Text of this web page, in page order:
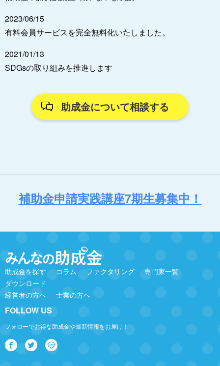
2023/06/15
有料会員サービスを完全無料化いたしました。
2021/01/13
SDGsの取り組みを推進します
助成金について相談する
補助金申請実践講座7期生募集中！
助成金を探す コラム ファクタリング
専門家一覧
ダウンロード
経営者の方へ
士業の方へ
FOLLOW US
フォローでお得な助成金や最新情報をお届け！